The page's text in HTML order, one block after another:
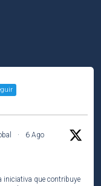
·
6 Ago
iniciativa que contribuye